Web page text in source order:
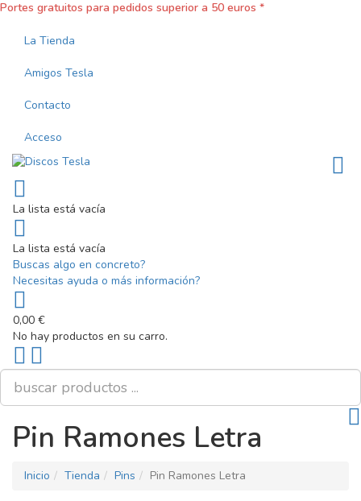
Portes gratuitos para pedidos superior a 50 euros *
La Tienda
Amigos Tesla
Contacto
Acceso
La lista está vacía
La lista está vacía
Buscas algo en concreto?
Necesitas ayuda o más información?
0,00 €
No hay productos en su carro.
Scroll
to
Top
PLG_SYSTEM_VPFRAMEWORK_SCROLL_TO_BOTTOM
Pin Ramones Letra
Inicio Tienda Pins Pin Ramones Letra